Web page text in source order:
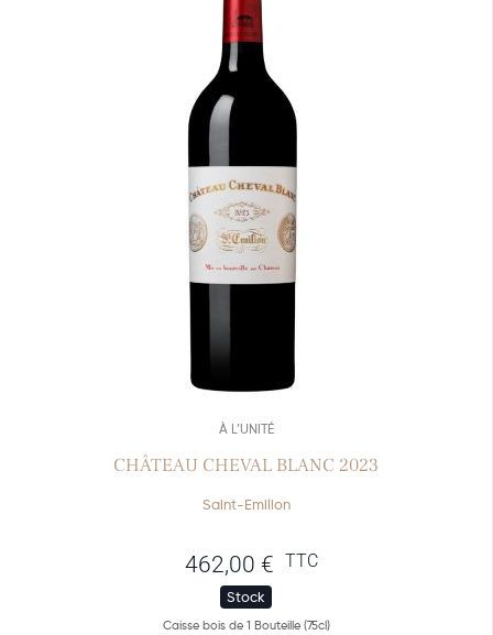
À L’UNITÉ
CHÂTEAU CHEVAL BLANC 2023
Saint-Emilion
462,00 € TTC
Stock
Caisse bois de 1 Bouteille (75cl)